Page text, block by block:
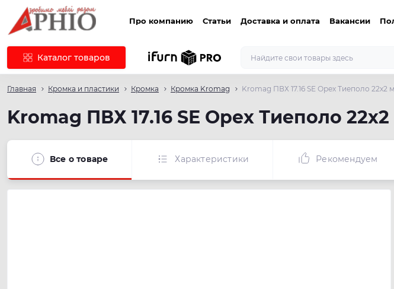
Про компанию Статьи Доставка и оплата Вакансии
Каталог товаров
Главная Кромка и пластики Кромка Кромка Kromag Kromag ПВХ 17.16 SЕ Орех Тиеполо 22х2
Kromag ПВХ 17.16 SЕ Орех Тиеполо
Все о товаре Характеристики Рекомендуем